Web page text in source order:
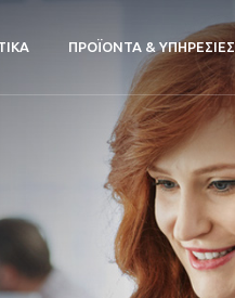
ΠΡΟΪΟΝΤΑ & ΥΠΗΡΕΣΙΕΣ